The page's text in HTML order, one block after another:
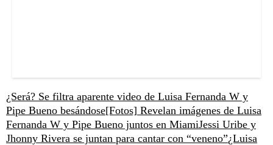
¿Será? Se filtra aparente video de Luisa Fernanda W y
Pipe Bueno besándose[Fotos] Revelan imágenes de Luisa
Fernanda W y Pipe Bueno juntos en MiamiJessi Uribe y
Jhonny Rivera se juntan para cantar con “veneno”¿Luisa